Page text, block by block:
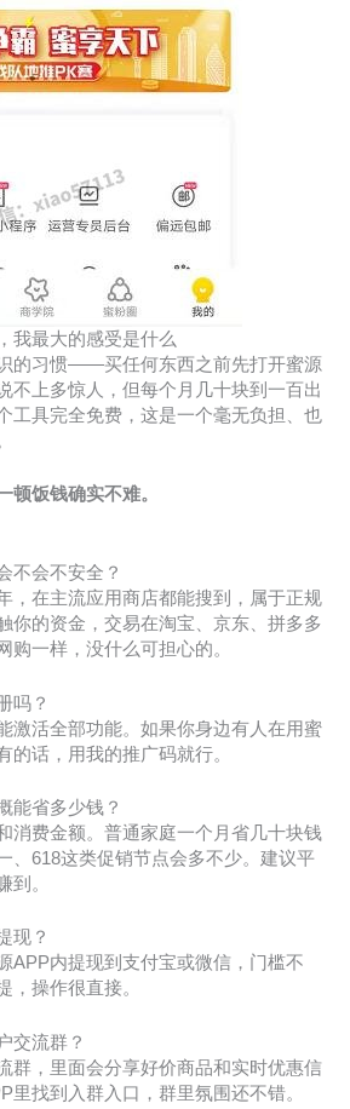
我最大的感受是什么
的习惯——买任何东西之前先打开蜜源
不上多惊人，但每个月几十块到一百出
工具完全免费，这是一个毫无负担、也
顿饭钱确实不难。
不会不安全？
，在主流应用商店都能搜到，属于正规
你的资金，交易在淘宝、京东、拼多多
购一样，没什么可担心的。
吗？
激活全部功能。如果你身边有人在用蜜
的话，用我的推广码就行。
能省多少钱？
消费金额。普通家庭一个月省几十块钱
、618这类促销节点会多不少。建议平
到。
现？
APP内提现到支付宝或微信，门槛不
，操作很直接。
交流群？
群，里面会分享好价商品和实时优惠信
里找到入群入口，群里氛围还不错。